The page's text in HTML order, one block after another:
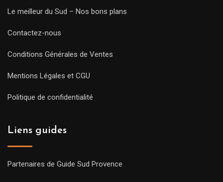
Le meilleur du Sud – Nos bons plans
Contactez-nous
Conditions Générales de Ventes
Mentions Légales et CGU
Politique de confidentialité
Liens guides
Partenaires de Guide Sud Provence